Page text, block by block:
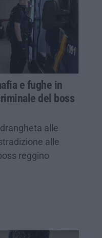
e fughe in
del boss
alle
alle
reggino